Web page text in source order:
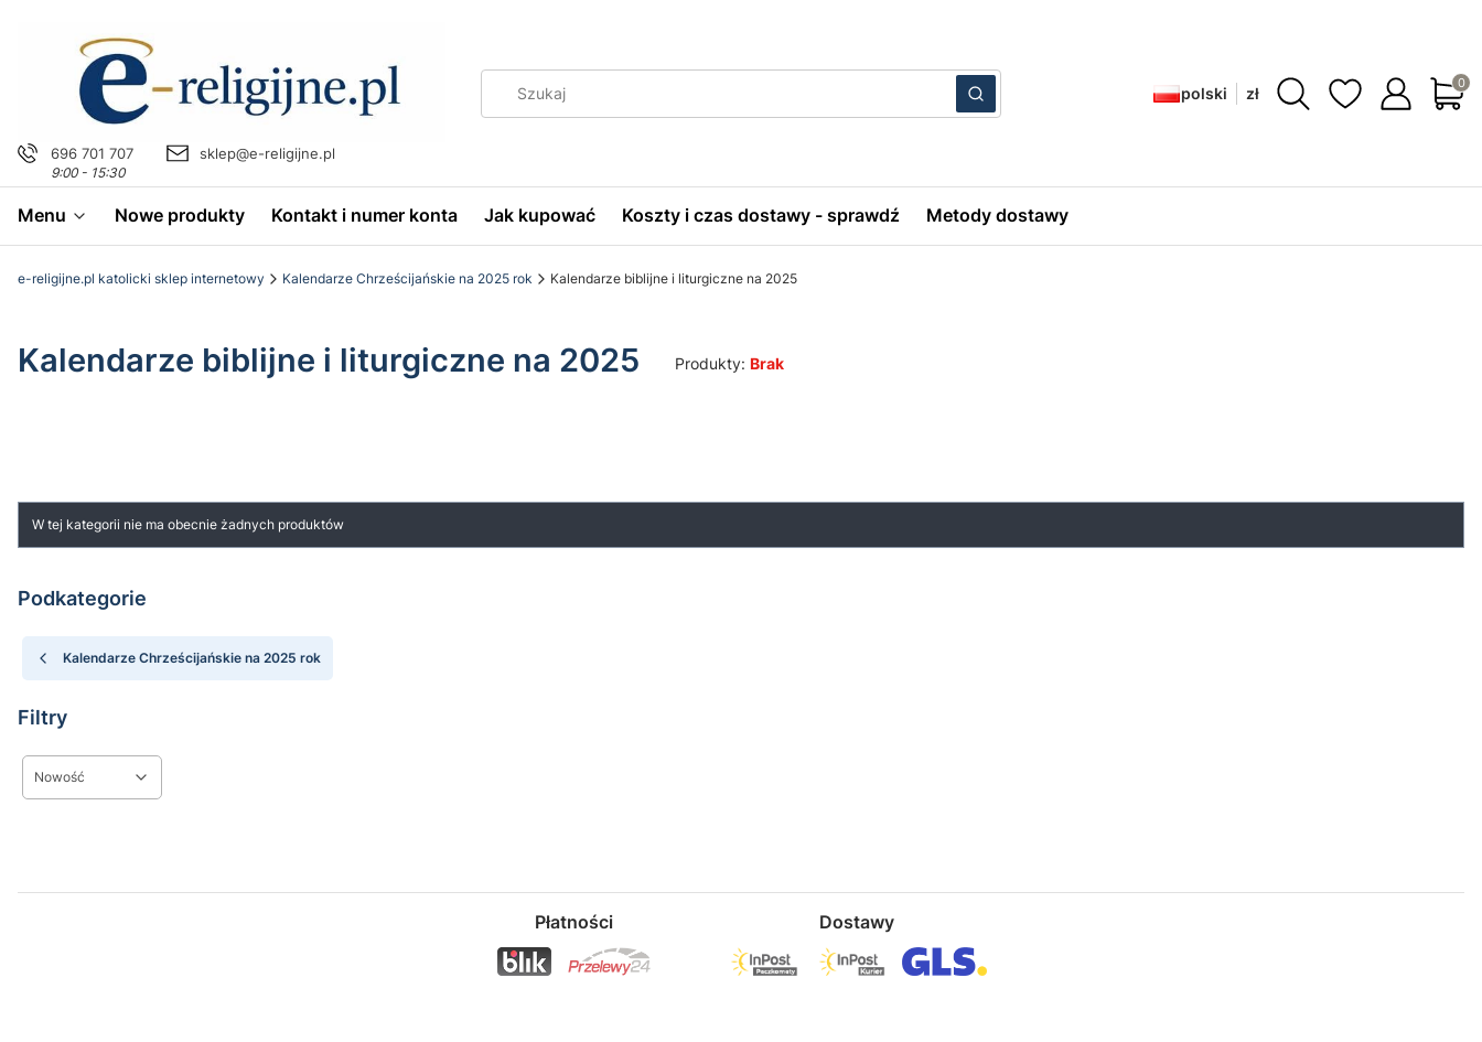
696 701 707
9:00 - 15:30
sklep@e-religijne.pl
WyczyśćSzukaj polski zł
Menu Nowe produkty Kontakt i numer konta Jak kupować Koszty i czas dostawy - sprawdź Metody dostawy
e-religijne.pl katolicki sklep internetowy Kalendarze Chrześcijańskie na 2025 rok Kalendarze biblijne i liturgiczne na 2025
Kalendarze biblijne i liturgiczne na 2025 Produkty: Brak
Lista produktów
W tej kategorii nie ma obecnie żadnych produktów
Podkategorie
Kalendarze Chrześcijańskie na 2025 rok
Filtry
Nowość
Płatności Dostawy